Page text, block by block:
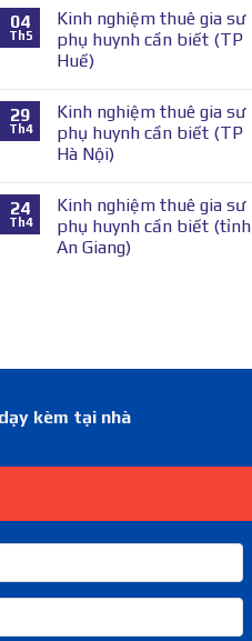
04
Th5
Kinh nghiệm thuê gia sư
phụ huynh cần biết (TP
Huế)
29
Th4
Kinh nghiệm thuê gia sư
phụ huynh cần biết (TP
Hà Nội)
24
Th4
Kinh nghiệm thuê gia sư
phụ huynh cần biết (tỉnh
An Giang)
kèm tại nhà